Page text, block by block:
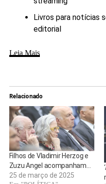
Livros para notícias
editorial
Leia Mais
Relacionado
Filhos de Vladimir Herzog e
Zuzu Angel acompanham…
25 de março de 2025